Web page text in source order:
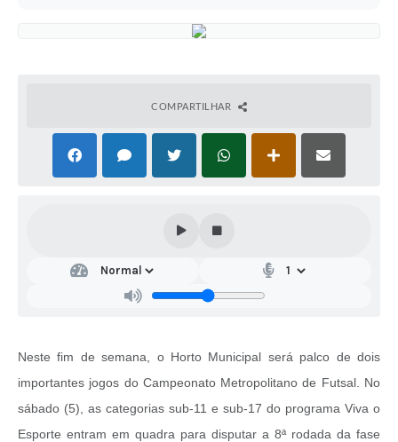
COMPARTILHAR
Neste fim de semana, o Horto Municipal será palco de dois
importantes jogos do Campeonato Metropolitano de Futsal. No
sábado (5), as categorias sub-11 e sub-17 do programa Viva o
Esporte entram em quadra para disputar a 8ª rodada da fase